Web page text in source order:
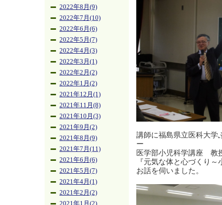
2022年8月(9)
2022年7月(10)
2022年6月(6)
2022年5月(7)
2022年4月(3)
2022年3月(1)
2022年2月(2)
2022年1月(2)
2021年12月(1)
2021年11月(8)
2021年10月(3)
2021年9月(2)
2021年8月(9)
2021年7月(11)
2021年6月(6)
2021年5月(7)
2021年4月(1)
2021年2月(2)
2021年1月(2)
講師に福島県立医科大学
ー
医学部小児科学講座
『元気な体と心づくり
お話を伺いました。